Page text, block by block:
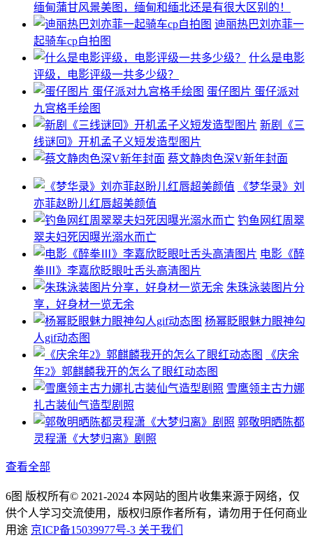
缅甸蒲甘风景美图，缅甸和缅北还是有很大区别的！
迪丽热巴刘亦菲一
起骑车cp自拍图
什么是电影
评级，电影评级一共多少级？
蛋仔图片 蛋仔派对
九宫格手绘图
新剧《三
线谜回》开机孟子义短发造型图片
蔡文静肉色深V新年封面
《梦华录》刘
亦菲赵盼儿红唇超美颜值
钓鱼网红周翠
翠夫妇死因曝光溺水而亡
电影《醉
拳Ⅲ》李嘉欣眨眼吐舌头高清图片
朱珠泳装图片分
享，好身材一览无余
杨幂眨眼魅力眼神勾
人gif动态图
《庆余
年2》郭麒麟我开的怎么了眼红动态图
雪鹰领主古力娜
扎古装仙气造型剧照
郭敬明晒陈都
灵程潇《大梦归离》剧照
查看全部
6图 版权所有© 2021-2024 本网站的图片收集来源于网络，仅
供个人学习交流使用，版权归原作者所有，请勿用于任何商业
用途 京ICP备15039977号-3 关于我们